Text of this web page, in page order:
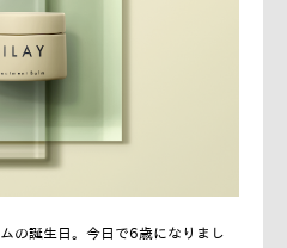
の誕生日。今日で6歳になりまし